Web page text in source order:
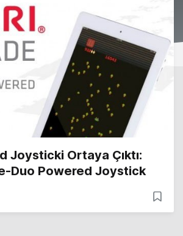
Joysticki Ortaya Çıktı:
Duo Powered Joystick